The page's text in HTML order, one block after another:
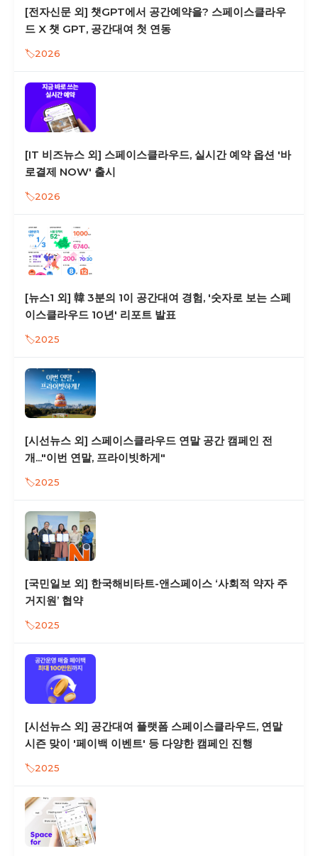
[전자신문 외] 챗GPT에서 공간예약을? 스페이스클라우
드 X 챗 GPT, 공간대여 첫 연동
2026
[IT 비즈뉴스 외] 스페이스클라우드, 실시간 예약 옵션 '바
로결제 NOW' 출시
2026
[뉴스1 외] 韓 3분의 1이 공간대여 경험, '숫자로 보는 스페
이스클라우드 10년' 리포트 발표
2025
[시선뉴스 외] 스페이스클라우드 연말 공간 캠페인 전
개..."이번 연말, 프라이빗하게"
2025
[국민일보 외] 한국해비타트-앤스페이스 ‘사회적 약자 주
거지원’ 협약
2025
[시선뉴스 외] 공간대여 플랫폼 스페이스클라우드, 연말
시즌 맞이 '페이백 이벤트' 등 다양한 캠페인 진행
2025